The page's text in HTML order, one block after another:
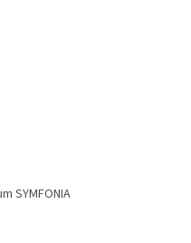
SYMFONIA